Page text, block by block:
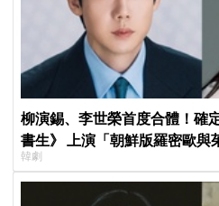
柳演錫、李世榮首度合體！確
書生》 上演「朝鮮版羅密歐與
韓劇